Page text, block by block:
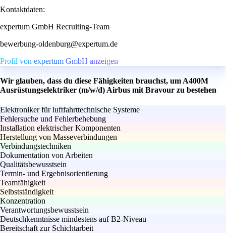
Kontaktdaten:
expertum GmbH Recruiting-Team
bewerbung-oldenburg@expertum.de
Profil von expertum GmbH anzeigen
Wir glauben, dass du diese Fähigkeiten brauchst, um A400M
Ausrüstungselektriker (m/w/d) Airbus mit Bravour zu bestehen
Elektroniker für luftfahrttechnische Systeme
Fehlersuche und Fehlerbehebung
Installation elektrischer Komponenten
Herstellung von Masseverbindungen
Verbindungstechniken
Dokumentation von Arbeiten
Qualitätsbewusstsein
Termin- und Ergebnisorientierung
Teamfähigkeit
Selbstständigkeit
Konzentration
Verantwortungsbewusstsein
Deutschkenntnisse mindestens auf B2-Niveau
Bereitschaft zur Schichtarbeit